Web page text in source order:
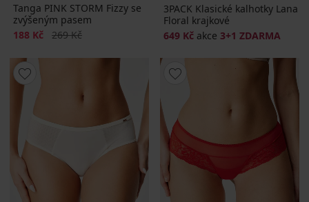
Tanga PINK STORM Fizzy se
zvýšeným pasem
Sleva
188 Kč Původní cena
269 Kč
3PACK Klasické kalhotky Lana
Floral krajkové
649 Kč akce 3+1 ZDARMA